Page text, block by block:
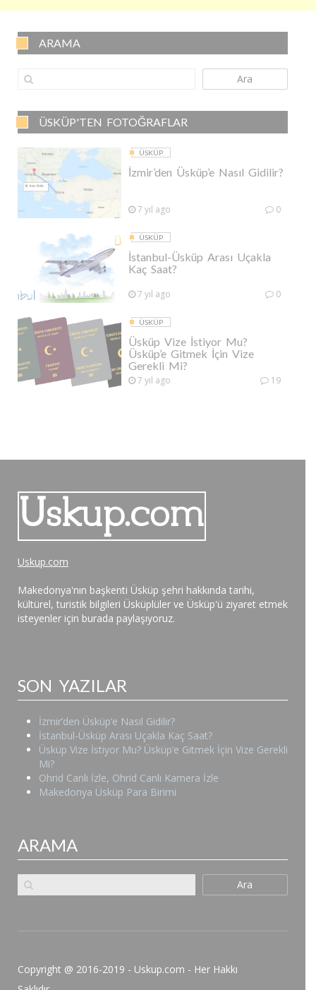
ARAMA
Ara
ÜSKÜP'TEN FOTOĞRAFLAR
ÜSKÜP
İzmir’den Üsküp’e Nasıl Gidilir?
7 yıl ago 0
ÜSKÜP
İstanbul-Üsküp Arası Uçakla
Kaç Saat?
7 yıl ago 0
ÜSKÜP
Üsküp Vize İstiyor Mu?
Üsküp’e Gitmek İçin Vize
Gerekli Mi?
7 yıl ago 19
Uskup.com
Makedonya'nın başkenti Üsküp şehri hakkında tarihi,
kültürel, turistik bilgileri Üsküplüler ve Üsküp'ü ziyaret etmek
isteyenler için burada paylaşıyoruz.
SON YAZILAR
İzmir’den Üsküp’e Nasıl Gidilir?
İstanbul-Üsküp Arası Uçakla Kaç Saat?
Üsküp Vize İstiyor Mu? Üsküp’e Gitmek İçin Vize Gerekli
Mi?
Ohrid Canlı İzle, Ohrid Canlı Kamera İzle
Makedonya Üsküp Para Birimi
ARAMA
Ara
Copyright @ 2016-2019 - Uskup.com - Her Hakkı